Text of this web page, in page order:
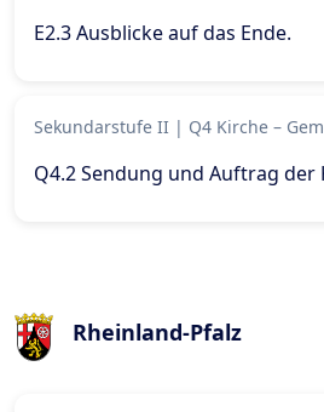
E2.3 Ausblicke auf das Ende.
Sekundarstufe II | Q4 Kirche –
Q4.2 Sendung und Auftrag der
Rheinland-Pfalz